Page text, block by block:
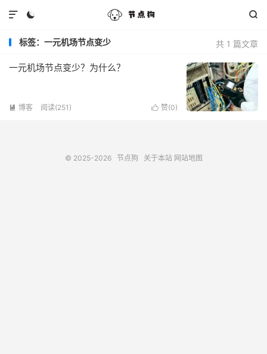
 

共 1 篇文章
标签：一元机场节点变少
一元机场节点变少？为什么？
 赞(0)
 博客 阅读(251)
© 2025-2026 节点狗 关于本站 网站地图